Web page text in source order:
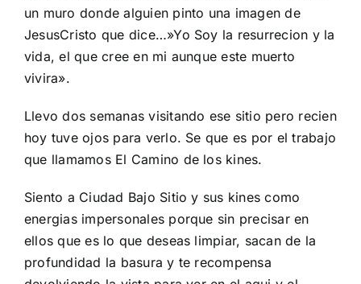
un muro donde alguien pinto una imagen de
JesusCristo que dice…»Yo Soy la resurrecion y la
vida, el que cree en mi aunque este muerto
vivira».
Llevo dos semanas visitando ese sitio pero recien
hoy tuve ojos para verlo. Se que es por el trabajo
que llamamos El Camino de los kines.
Siento a Ciudad Bajo Sitio y sus kines como
energias impersonales porque sin precisar en
ellos que es lo que deseas limpiar, sacan de la
profundidad la basura y te recompensa